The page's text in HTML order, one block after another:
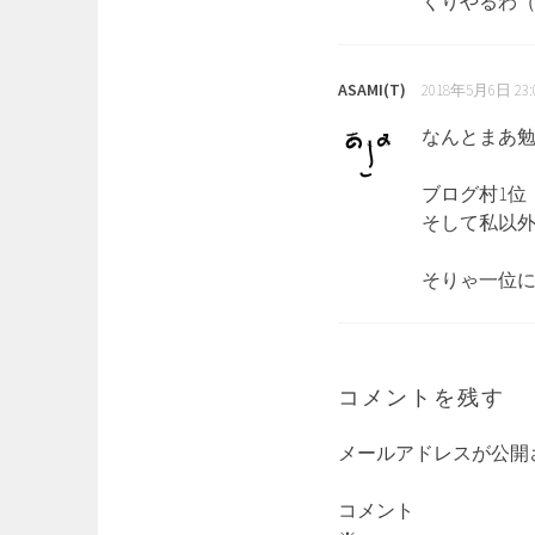
ASAMI(T) 2018年5月6日
なんとまあ
ブログ村1位
そして私以
そりゃ一位
コメントを残す
メールアドレスが公
コメント